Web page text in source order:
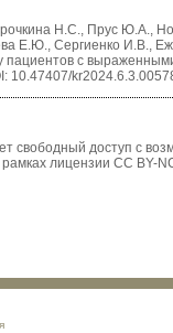
Н.С., Прус Ю.А.,
Е.Ю., Сергиенко И.В.,
пациентов с
10.47407/
свободный доступ с
лицензии CC BY-